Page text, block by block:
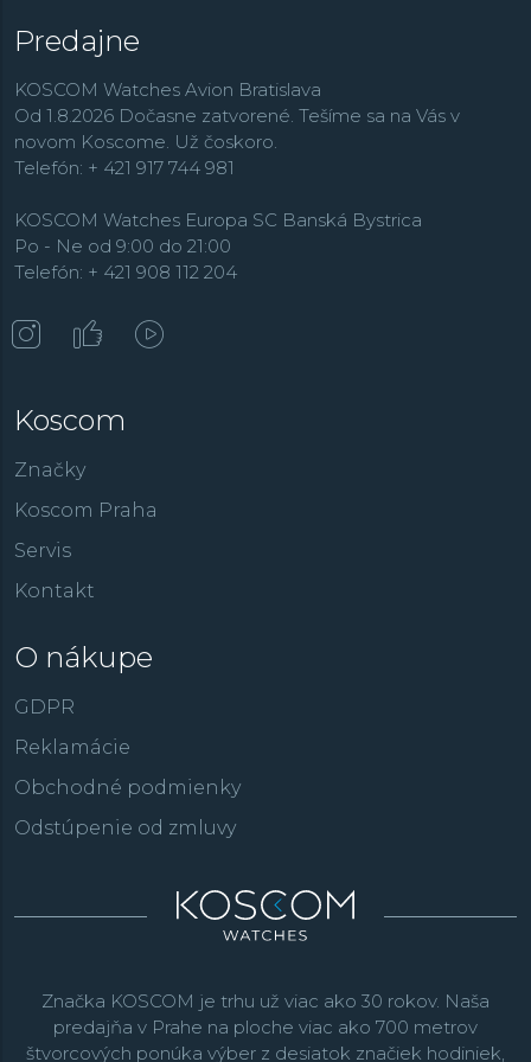
automatické hodinky s originálnym dizajnom a veľmi
presným a spoľahlivým kalibrom, ktorá bola ešte
nedávno dostupná iba pre japonský trh.
Promaster jevýber hodiniek najväčší a tu si na svoje
prídu všetci vyznávači aktívneho spôsobu života.
Super Titaniumobsahuje i
patentovaného materiálu.
Predajne
KOSCOM Watches Avion Bratislava
Od 1.8.2026 Dočasne zatvorené. Tešíme sa na Vás v
novom Koscome. Už čoskoro.
Telefón: + 421 917 744 981
KOSCOM Watches Europa SC Banská Bystrica
Po - Ne od 9:00 do 21:00
Telefón: + 421 908 112 204
Koscom
Značky
Koscom Praha
Servis
Kontakt
O nákupe
GDPR
Reklamácie
Obchodné podmienky
Odstúpenie od zmluvy
Značka KOSCOM je trhu už viac ako 30 rokov. Naša
predajňa v Prahe na ploche viac ako 700 metrov
štvorcových ponúka výber z desiatok značiek hodiniek,